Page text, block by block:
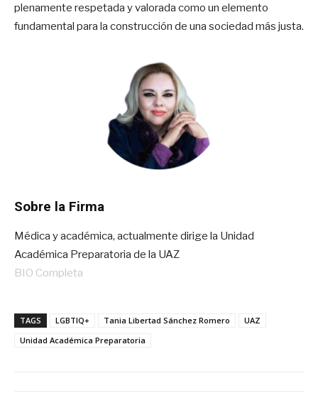
plenamente respetada y valorada como un elemento
fundamental para la construcción de una sociedad más justa.
Sobre la Firma
Médica y académica, actualmente dirige la Unidad
Académica Preparatoria de la UAZ
BIO Completa
TAGS LGBTIQ+ Tania Libertad Sánchez Romero
UAZ
Unidad Académica Preparatoria